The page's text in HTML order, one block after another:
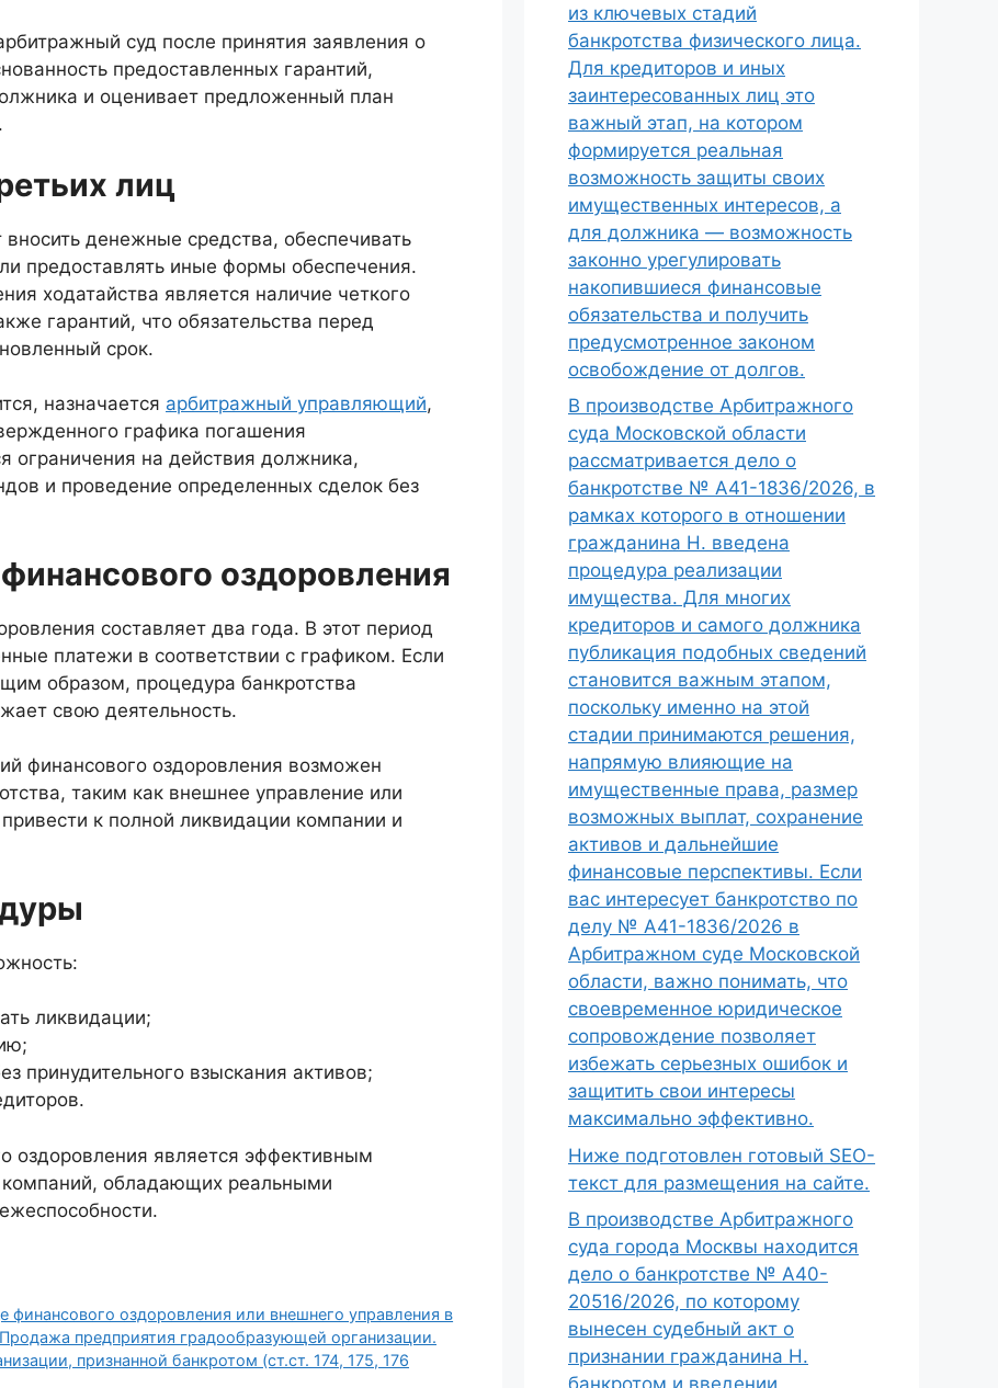
суд после принятия заявления о
предоставленных гарантий,
и оценивает предложенный план
лиц
денежные средства, обеспечивать
предоставлять иные формы обеспечения.
ходатайства является наличие четкого
гарантий, что обязательства перед
срок.
назначается арбитражный управляющий,
графика погашения
ограничения на действия должника,
и проведение определенных сделок без
оздоровления
составляет два года. В этот период
платежи в соответствии с графиком. Если
образом, процедура банкротства
свою деятельность.
финансового оздоровления возможен
таким как внешнее управление или
к полной ликвидации компании и
ликвидации;
принудительного взыскания активов;
оздоровления является эффективным
компаний, обладающих реальными
финансового оздоровления или внешнего управления в
предприятия градообразующей организации.
признанной банкротом (ст.ст. 174, 175, 176
из ключевых стадий
банкротства физического лица.
Для кредиторов и иных
заинтересованных лиц это
важный этап, на котором
формируется реальная
возможность защиты своих
имущественных интересов, а
для должника — возможность
законно урегулировать
накопившиеся финансовые
обязательства и получить
предусмотренное законом
освобождение от долгов.
В производстве Арбитражного
суда Московской области
рассматривается дело о
банкротстве № А41-1836/2026, в
рамках которого в отношении
гражданина Н. введена
процедура реализации
имущества. Для многих
кредиторов и самого должника
публикация подобных сведений
становится важным этапом,
поскольку именно на этой
стадии принимаются решения,
напрямую влияющие на
имущественные права, размер
возможных выплат, сохранение
активов и дальнейшие
финансовые перспективы. Если
вас интересует банкротство по
делу № А41-1836/2026 в
Арбитражном суде Московской
области, важно понимать, что
своевременное юридическое
сопровождение позволяет
избежать серьезных ошибок и
защитить свои интересы
максимально эффективно.
Ниже подготовлен готовый SEO-
текст для размещения на сайте.
В производстве Арбитражного
суда города Москвы находится
дело о банкротстве № А40-
20516/2026, по которому
вынесен судебный акт о
признании гражданина Н.
банкротом и введении